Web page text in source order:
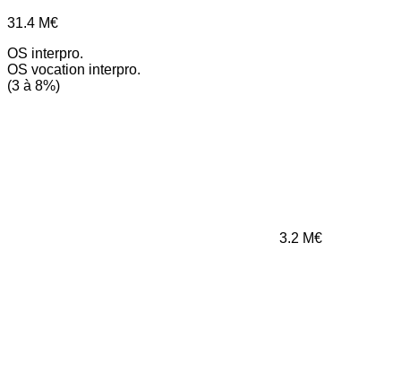
31.4 M€
OS interpro.
OS vocation interpro.
(3 à 8%)
3.2 M€